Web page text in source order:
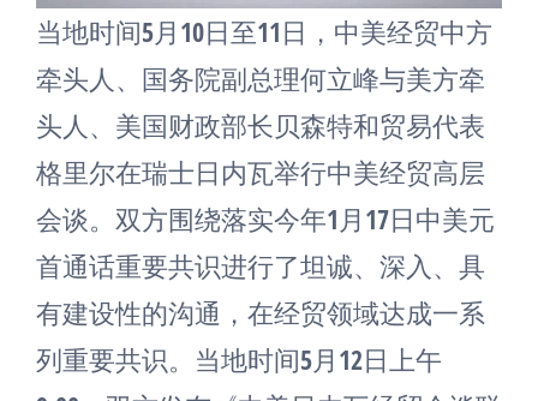
当地时间5月10日至11日，中美经贸中方
牵头人、国务院副总理何立峰与美方牵
头人、美国财政部长贝森特和贸易代表
格里尔在瑞士日内瓦举行中美经贸高层
会谈。双方围绕落实今年1月17日中美元
首通话重要共识进行了坦诚、深入、具
有建设性的沟通，在经贸领域达成一系
列重要共识。当地时间5月12日上午